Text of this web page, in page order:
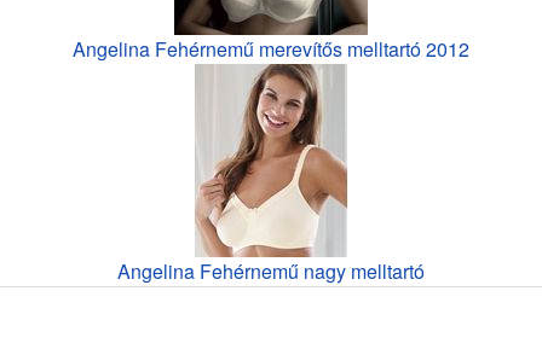
Angelina Fehérnemű merevítős melltartó 2012
Angelina Fehérnemű nagy melltartó